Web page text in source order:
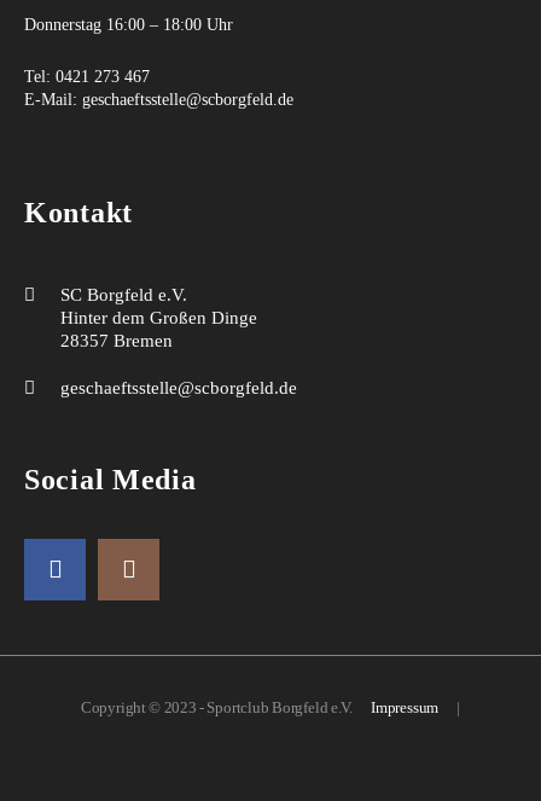
Donnerstag 16:00 – 18:00 Uhr
Tel: 0421 273 467
E-Mail: geschaeftsstelle@scborgfeld.de
Kontakt
SC Borgfeld e.V.
Hinter dem Großen Dinge
28357 Bremen
geschaeftsstelle@scborgfeld.de
Social Media
Copyright © 2023 - Sportclub Borgfeld e.V. Impressum |